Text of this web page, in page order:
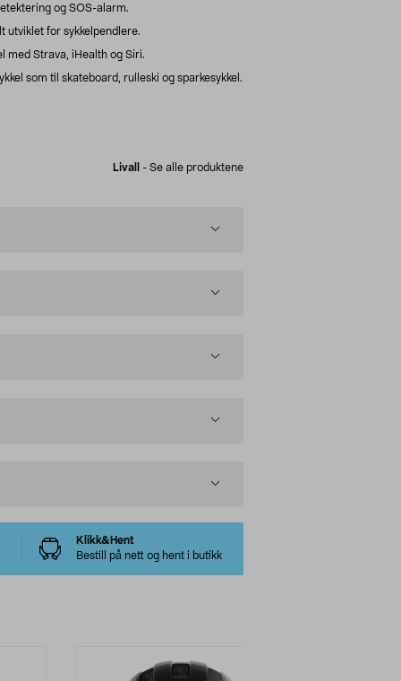
og SOS-alarm.
utviklet for sykkelpendlere.
med Strava, iHealth og Siri.
som til skateboard, rulleski og sparkesykkel.
Livall - Se alle produktene
Klikk&Hent
Bestill på nett og hent i butikk